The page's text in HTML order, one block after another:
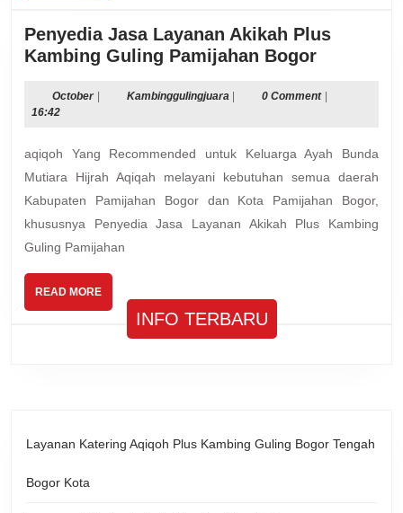
Penyedia Jasa Layanan Akikah Plus
Kambing Guling Pamijahan BogorPenyedia
Layanan
Kambing
Guling
Bogor
OctoberOctober
| KambinggulingjuaraKambinggulingjuara
| 0 Comment |
16:42
aqiqoh Yang Recommended untuk Keluarga Ayah Bunda
Mutiara Hijrah Aqiqah melayani kebutuhan semua daerah
Kabupaten Pamijahan Bogor dan Kota Pamijahan Bogor,
khususnya Penyedia Jasa Layanan Akikah Plus Kambing
Guling Pamijahan
READ MOREREAD
MORE
INFO TERBARU
Layanan Katering Aqiqoh Plus Kambing Guling Bogor Tengah
Bogor Kota